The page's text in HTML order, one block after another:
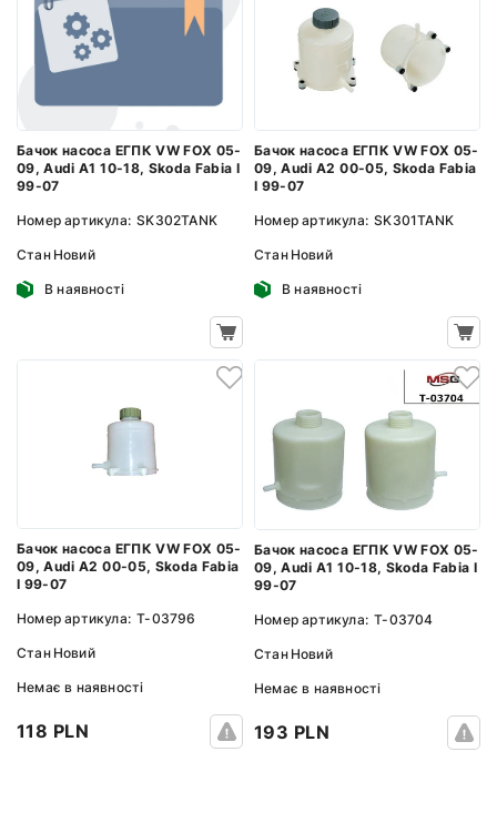
Бачок насоса ЕГПК VW FOX 05-
09, Audi A1 10-18, Skoda Fabia I
99-07
Номер артикула: SK302TANK
Стан Новий
В наявності
Бачок насоса ЕГПК VW FOX 05-
09, Audi A2 00-05, Skoda Fabia
I 99-07
Номер артикула: SK301TANK
Стан Новий
В наявності
Бачок насоса ЕГПК VW FOX 05-
09, Audi A2 00-05, Skoda Fabia
I 99-07
Номер артикула: T-03796
Стан Новий
Немає в наявності
118 PLN
Бачок насоса ЕГПК VW FOX 05-
09, Audi A1 10-18, Skoda Fabia I
99-07
Номер артикула: T-03704
Стан Новий
Немає в наявності
193 PLN